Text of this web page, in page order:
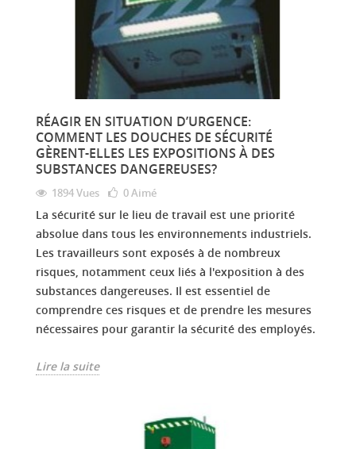
RÉAGIR EN SITUATION D’URGENCE:
COMMENT LES DOUCHES DE SÉCURITÉ
GÈRENT-ELLES LES EXPOSITIONS À DES
SUBSTANCES DANGEREUSES?
1894 Vues 0Aimé
La sécurité sur le lieu de travail est une priorité
absolue dans tous les environnements industriels.
Les travailleurs sont exposés à de nombreux
risques, notamment ceux liés à l'exposition à des
substances dangereuses. Il est essentiel de
comprendre ces risques et de prendre les mesures
nécessaires pour garantir la sécurité des employés.
Lire la suite